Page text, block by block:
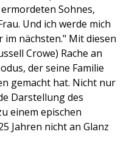
Sohnes,
Und ich werde mich
im nächsten." Mit diesen
Crowe) Rache an
der seine Familie
gemacht hat. Nicht nur
Darstellung des
einem epischen
Jahren nicht an Glanz